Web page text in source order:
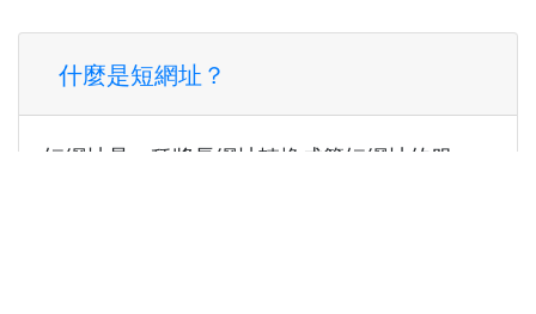
什麼是短網址？
短網址是一種將長網址轉換成簡短網址的服